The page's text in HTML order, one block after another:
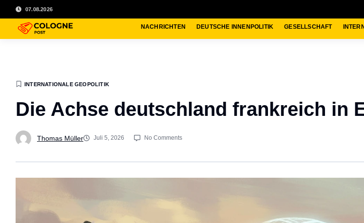
07.08.2026
NACHRICHTEN DEUTSCHE INNENPOLITIK GESELLSCHAFT
INTERNATIONALE GEOPOLITIK
Die Achse deutschland frankreich in
Thomas Müller Juli 5, 2026 No Comments